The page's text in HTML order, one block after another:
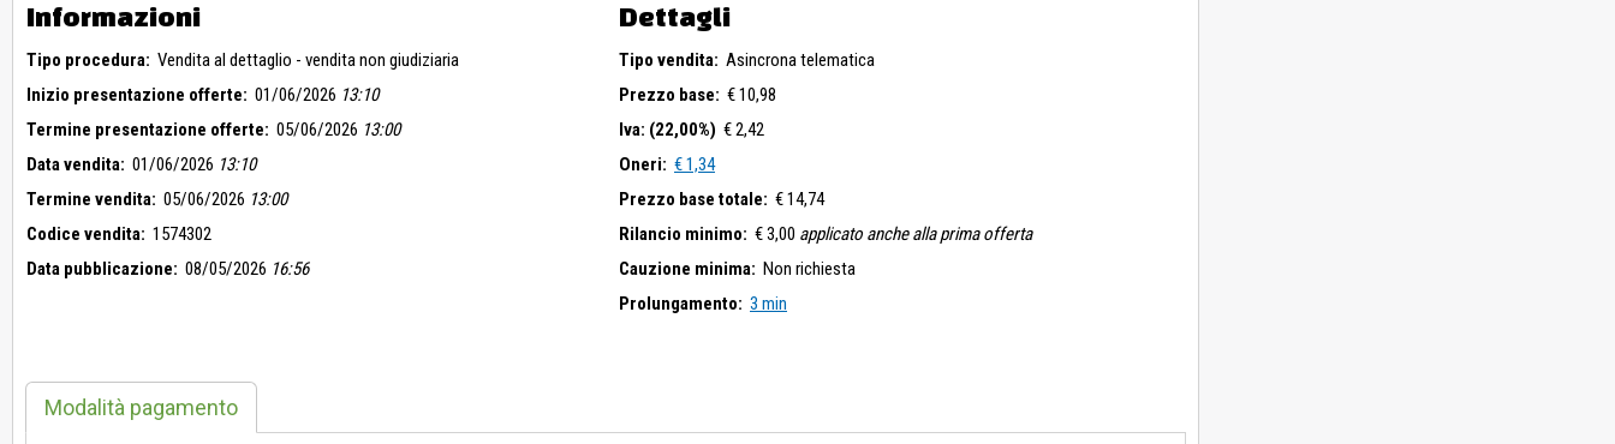
Informazioni
Tipo procedura: Vendita al dettaglio - vendita non giudiziaria
Inizio presentazione offerte: 01/06/2026 13:10
Termine presentazione offerte: 05/06/2026 13:00
Data vendita: 01/06/2026 13:10
Termine vendita: 05/06/2026 13:00
Codice vendita: 1574302
Data pubblicazione: 08/05/2026 16:56
Dettagli
Tipo vendita: Asincrona telematica
Prezzo base: € 10,98
Iva: (22,00%) € 2,42
Oneri: € 1,34
Prezzo base totale: € 14,74
Rilancio minimo: € 3,00 applicato anche alla prima offerta
Cauzione minima: Non richiesta
Prolungamento: 3 min
Modalità pagamento